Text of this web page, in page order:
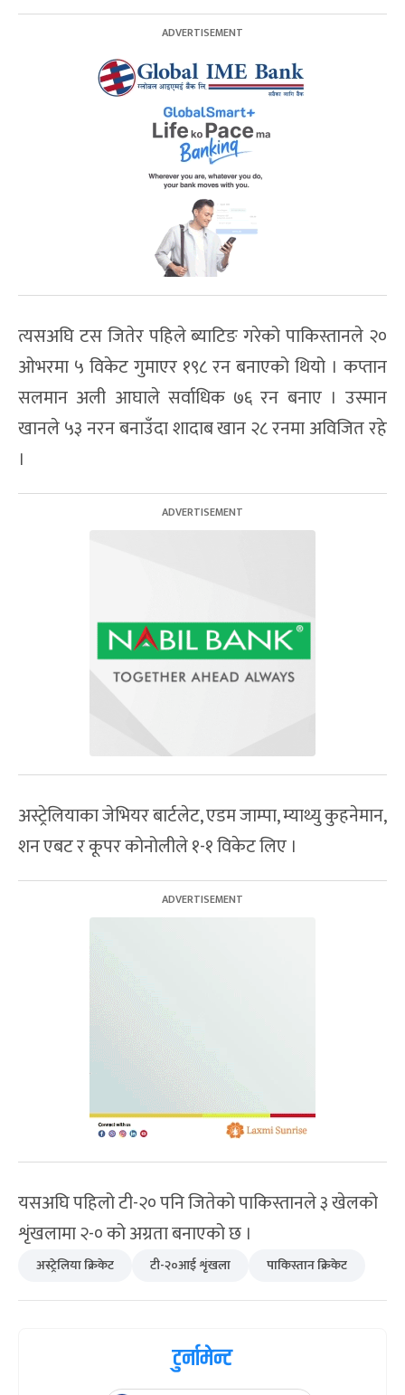
त्यसअघि टस जितेर पहिले ब्याटिङ गरेको पाकिस्तानले २०
ओभरमा ५ विकेट गुमाएर १९८ रन बनाएको थियो । कप्तान
सलमान अली आघाले सर्वाधिक ७६ रन बनाए । उस्मान
खानले ५३ नरन बनाउँदा शादाब खान २८ रनमा अविजित रहे
।
अस्ट्रेलियाका जेभियर बार्टलेट, एडम जाम्पा, म्याथ्यु कुहनेमान,
शन एबट र कूपर कोनोलीले १-१ विकेट लिए ।
यसअघि पहिलो टी-२० पनि जितेको पाकिस्तानले ३ खेलको
शृंखलामा २-० को अग्रता बनाएको छ ।
अस्ट्रेलिया क्रिकेट टी-२०आई शृंखला पाकिस्तान क्रिकेट
टुर्नामेन्ट